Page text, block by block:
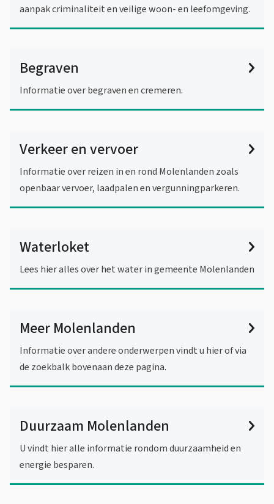
aanpak criminaliteit en veilige woon- en leefomgeving.
Begraven
Informatie over begraven en cremeren.
Verkeer en vervoer
Informatie over reizen in en rond Molenlanden zoals
openbaar vervoer, laadpalen en vergunningparkeren.
Waterloket
Lees hier alles over het water in gemeente Molenlanden
Meer Molenlanden
Informatie over andere onderwerpen vindt u hier of via
de zoekbalk bovenaan deze pagina.
Duurzaam Molenlanden
U vindt hier alle informatie rondom duurzaamheid en
energie besparen.